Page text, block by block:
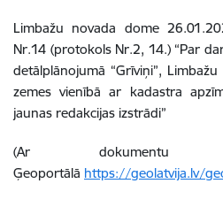
Limbažu novada dome
Nr.14 (protokols Nr.2, 14.) “Par
detālplānojumā “Grīviņi”,
zemes vienībā ar kadastra
jaunas redakcijas izstrādi”
(Ar dokumentu
Ģeoportālā https://geolatvija.lv/